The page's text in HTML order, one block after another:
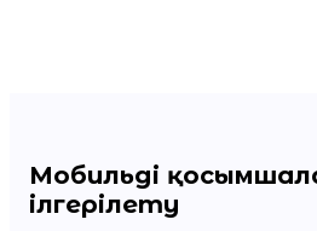
Мобильді
ілгерілету